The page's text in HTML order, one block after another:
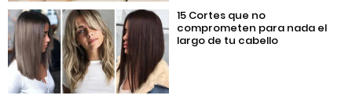
15 Cortes que no
comprometen para nada el
largo de tu cabello